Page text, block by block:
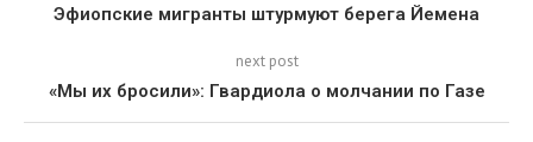
Эфиопские мигранты штурмуют берега Йемена
next post
«Мы их бросили»: Гвардиола о молчании по Газе